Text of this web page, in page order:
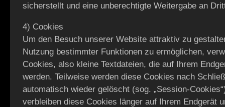
sicherstellt und eine unberechtigte Weitergabe an
4) Cookies
Um den Besuch unserer Website attraktiv zu
Nutzung bestimmter Funktionen zu ermöglichen,
Cookies, also kleine Textdateien, die auf Ihrem
werden. Teilweise werden diese Cookies nach
automatisch wieder gelöscht (sog. „Session-
verbleiben diese Cookies länger auf Ihrem Endgerät